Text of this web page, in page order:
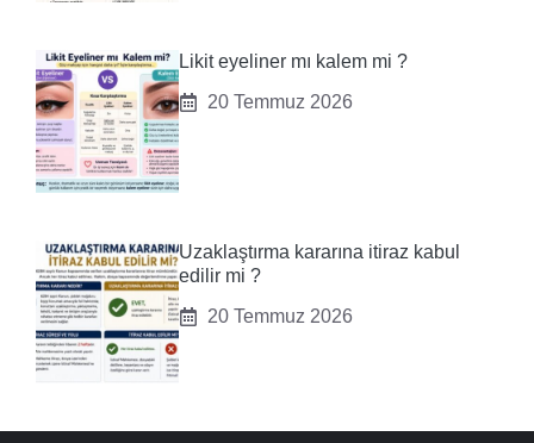
Likit eyeliner mı kalem mi ?
20 Temmuz 2026
Uzaklaştırma kararına itiraz kabul
edilir mi ?
20 Temmuz 2026